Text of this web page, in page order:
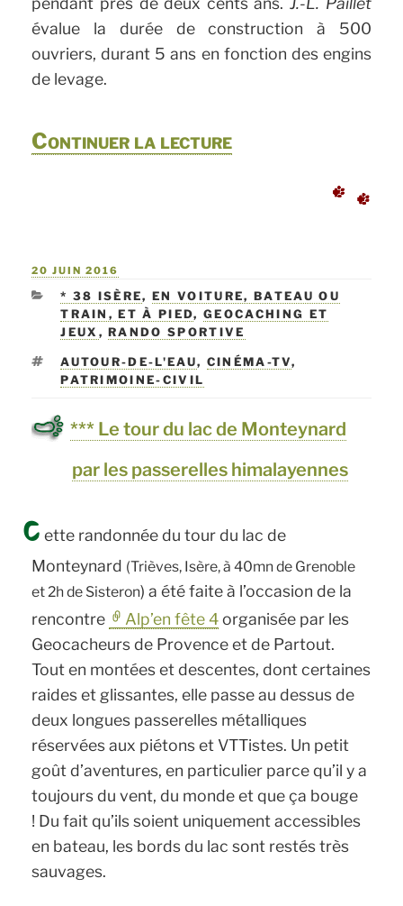
évalue la durée de construction à 500
ouvriers, durant 5 ans en fonction des engins
de levage.
Continuer la lecturede
du
Gard »
PUBLIÉ
20 JUIN 2016
CATÉGORIES
* 38 ISÈRE,EN VOITURE, BATEAU OU
TRAIN, ET À PIED,GEOCACHING ET
JEUX ,RANDO SPORTIVE
ÉTIQUETTES
AUTOUR-DE-L'EAU, CINÉMA-TV,
PATRIMOINE-CIVIL
*** Le tour du lac de Monteynard
par les passerelles himalayennes
C ette randonnée du tour du lac de
Monteynard (Trièves, Isère, à 40mn de Grenoble
et 2h de Sisteron) a été faite à l’occasion de la
rencontre
Alp’en fête 4organisée par les
Geocacheurs de Provence et de Partout.
Tout en montées et descentes, dont certaines
raides et glissantes, elle passe au dessus de
deux longues passerelles métalliques
réservées aux piétons et VTTistes. Un petit
goût d’aventures, en particulier parce qu’il y a
toujours du vent, du monde et que ça bouge
! Du fait qu’ils soient uniquement accessibles
en bateau, les bords du lac sont restés très
sauvages.